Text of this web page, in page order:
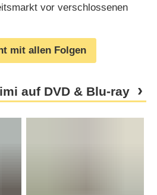
vor verschlossenen
mit allen Folgen
auf DVD & Blu-ray